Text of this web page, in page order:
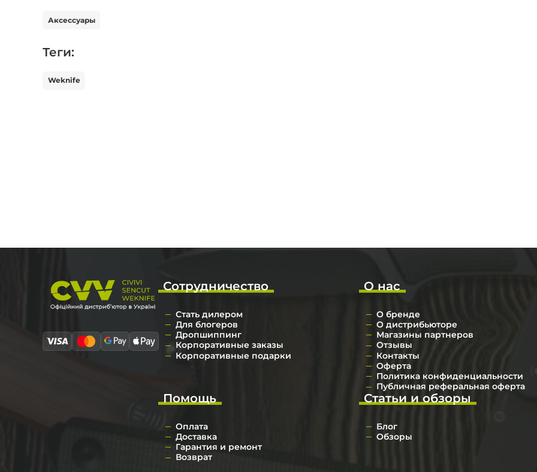
Аксессуары
Теги:
Weknife
О нас
О бренде
О дистрибьюторе
Магазины партнеров
Отзывы
Контакты
Оферта
Политика конфиденциальности
Публичная реферальная оферта
Сотрудничество
Стать дилером
Для блогеров
Дропшиппинг
Корпоративные заказы
Корпоративные подарки
Статьи и обзоры
Блог
Обзоры
Помощь
Оплата
Доставка
Гарантия и ремонт
Возврат